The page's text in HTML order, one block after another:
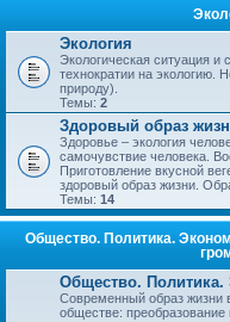
Экология
Экологическая ситуация
технократии на экологию.
природу).
Темы: 2
Здоровый образ
Здоровье – экология
самочувствие человека.
Приготовление вкусной
здоровый образ жизни.
Темы: 14
Общество. Политика.
Общество. Политика.
Современный образ жизни
обществе: преобразование